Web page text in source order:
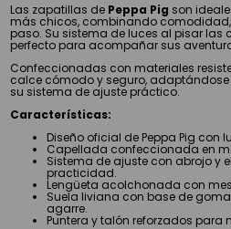
Las zapatillas de Peppa Pig son
más chicos, combinando
paso. Su sistema de luces al pisar las
perfecto para acompañar sus
Confeccionadas con materiales
calce cómodo y seguro,
su sistema de ajuste práctico.
Características:
Diseño oficial de Peppa Pig con
Capellada confeccionada en
Sistema de ajuste con abrojo y
practicidad.
Lengüeta acolchonada con
Suela liviana con base de
agarre.
Puntera y talón reforzados